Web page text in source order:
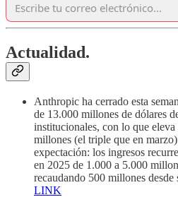
Actualidad.
Anthropic ha cerrado esta
de 13.000 millones de dólares
institucionales, con lo que
millones (el triple que en
expectación: los ingresos
en 2025 de 1.000 a 5.000
recaudando 500 millones
LINK